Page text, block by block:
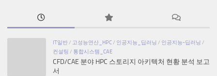
IT일반 / 고성능연산_HPC / 인공지능_딥러닝 / 인공지능-딥러닝 /
컨설팅 / 통합시스템_CAE
CFD/CAE 분야 HPC 스토리지 아키텍처 현황 분석 보고
서